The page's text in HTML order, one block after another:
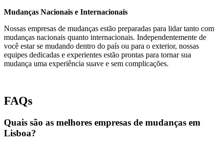
Mudanças Nacionais e Internacionais
Nossas empresas de mudanças estão preparadas para lidar tanto com
mudanças nacionais quanto internacionais. Independentemente de
você estar se mudando dentro do país ou para o exterior, nossas
equipes dedicadas e experientes estão prontas para tornar sua
mudança uma experiência suave e sem complicações.
FAQs
Quais são as melhores empresas de mudanças em
Lisboa?